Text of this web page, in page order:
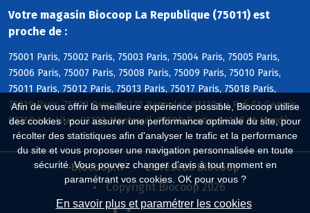
Afin de vous offrir la meilleure expérience possible, Biocoop utilise
des cookies : pour assurer une performance optimale du site, pour
récolter des statistiques afin d'analyser le trafic et la performance
du site et vous proposer une navigation personnalisée en toute
sécurité. Vous pouvez changer d'avis à tout moment en
paramétrant vos cookies. OK pour vous ?
En savoir plus et paramétrer les cookies
Votre magasin Biocoop La Republique (75011) est
proche de :
75001 Paris, 75002 Paris, 75003 Paris, 75004 Paris, 75005 Paris,
75006 Paris, 75007 Paris, 75008 Paris, 75009 Paris, 75010 Paris,
75011 Paris, 75012 Paris, 75013 Paris, 75017 Paris, 75018 Paris,
75019 Paris, 75020 Paris, 93170 Bagnolet, 93310 Le Pré-St-Gervais,
93260 Les Lilas, 93100 Montreuil, 93500 Pantin, 94160 St-Mandé
Biocoop.fr
Le réseau Biocoop
Copyright Biocoop 2026